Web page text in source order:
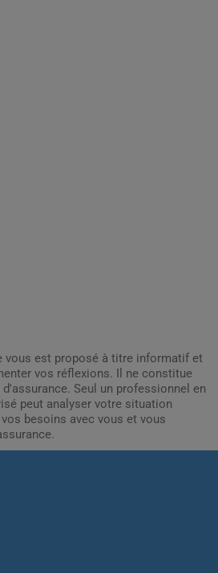
vous est proposé à titre informatif et
vos réflexions. Il ne constitue
Seul un professionnel en
peut analyser votre situation
besoins avec vous et vous